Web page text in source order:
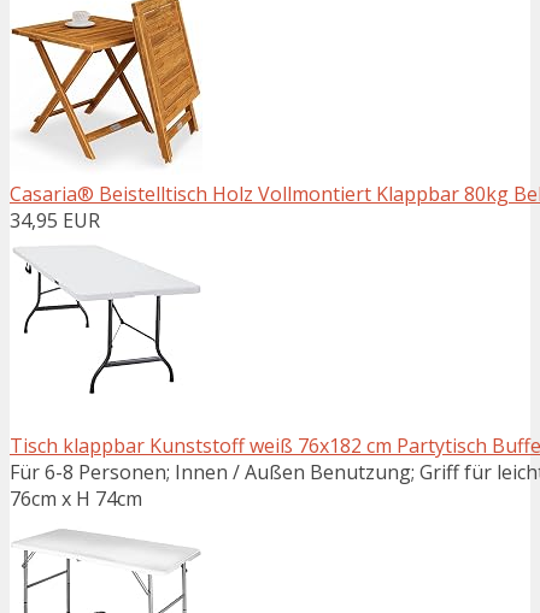
Casaria® Beistelltisch Holz Vollmontiert Klappbar 80kg
34,95 EUR
Tisch klappbar Kunststoff weiß 76x182 cm Partytisch
Für 6-8 Personen; Innen / Außen Benutzung; Griff für
76cm x H 74cm